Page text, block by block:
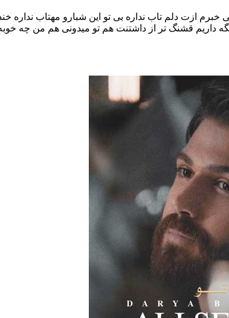
خبرم ازت دلم تاب نداره بی تو این شبارو مهتاب نداره
داریم قشنگ تر از داشتنت هم تو میدونی هم من چه